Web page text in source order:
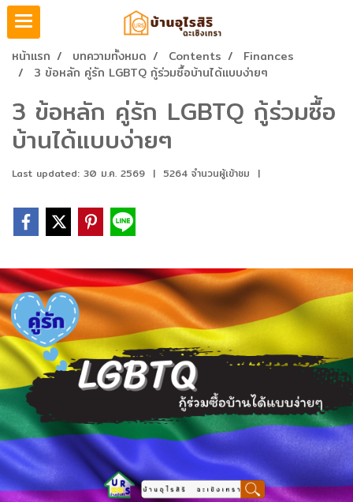
หน้าแรก บทความทั้งหมด Contents
Finances
3 ข้อหลัก คู่รัก LGBTQ กู้ร่วมซื้อบ้านได้แบบง่ายๆ
3 ข้อหลัก คู่รัก LGBTQ กู้ร่วมซื้อ
บ้านได้แบบง่ายๆ
Last updated: 30 ม.ค. 2569 | 5264 จำนวนผู้เข้าชม |